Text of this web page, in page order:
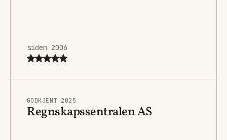
siden 2006
GODKJENT 2025
Regnskapssentralen AS